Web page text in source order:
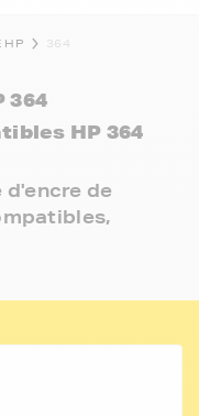
HP 364
364
HP 364
de